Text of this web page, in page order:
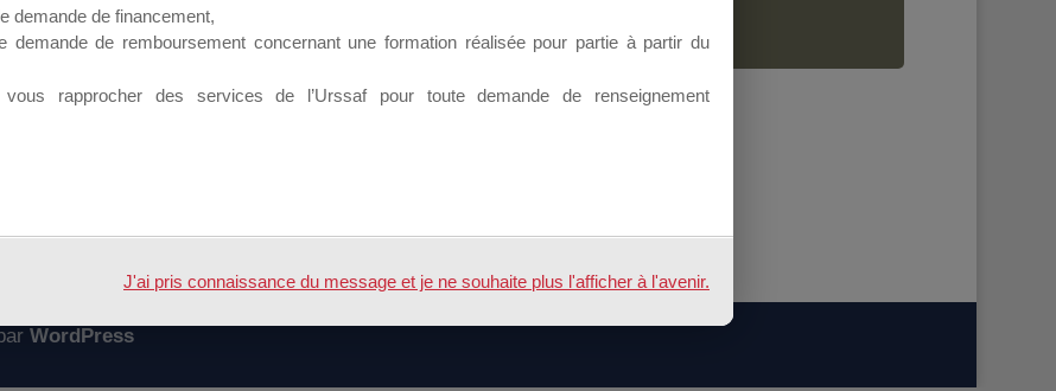
AU FORMULAIRE MDD 21
WordPress
demande de financement,
demande de remboursement concernant une formation réalisée pour partie à partir du
rapprocher des services de l’Urssaf pour toute demande de renseignement
J'ai pris connaissance du message et je ne souhaite plus l'afficher à l'avenir.